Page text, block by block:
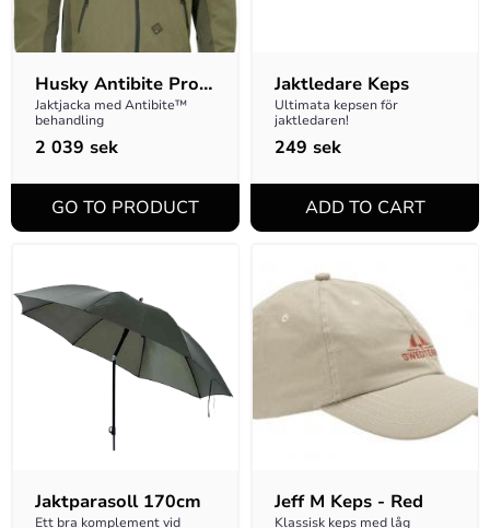
Husky Antibite Pro
M Jacka
Jaktjacka med Antibite™
behandling
2 039 sek
Jaktledare Keps
Ultimata kepsen för
jaktledaren!
249 sek
Jaktparasoll 170cm
Ett bra komplement vid
Jeff M Keps - Red
Klassisk keps med låg